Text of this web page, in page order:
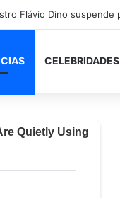
CELEBRIDADES